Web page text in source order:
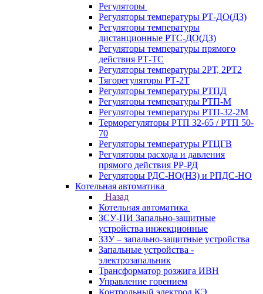
Регуляторы
Регуляторы температуры РТ-ДО(ДЗ)
Регуляторы температуры
дистанционные РТС-ДО(ДЗ)
Регуляторы температуры прямого
действия РТ-ТС
Регуляторы температуры 2РТ, 2РT2
Тягорегуляторы РТ-2Т
Регуляторы температуры РТПД
Регуляторы температуры РТП-M
Регуляторы температуры РТП-32-2М
Терморегуляторы РТП 32-65 / РТП 50-
70
Регуляторы температуры РТЦГВ
Регуляторы расхода и давления
прямого действия РР-РД
Регуляторы РДС-НО(НЗ) и РПДС-НО
Котельная автоматика
Назад
Котельная автоматика
ЗСУ-ПИ Запально-защитные
устройства инжекционные
ЗЗУ – запально-защитные устройства
Запальные устройства -
электрозапальник
Трансформатор розжига ИВН
Управление горением
Контрольный электрод КЭ